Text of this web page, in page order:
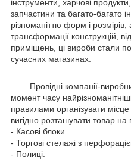
інструменти, харчові
запчастини та багато-багато
різноманіттю форм і
трансформації конструкцій,
приміщень, ці вироби стали
сучасних магазинах.
Провідні компанії-
момент часу
правилами організувати
вигідно розташувати товар на
- Касові блоки.
- Торгові стелажі з
- Полиці.